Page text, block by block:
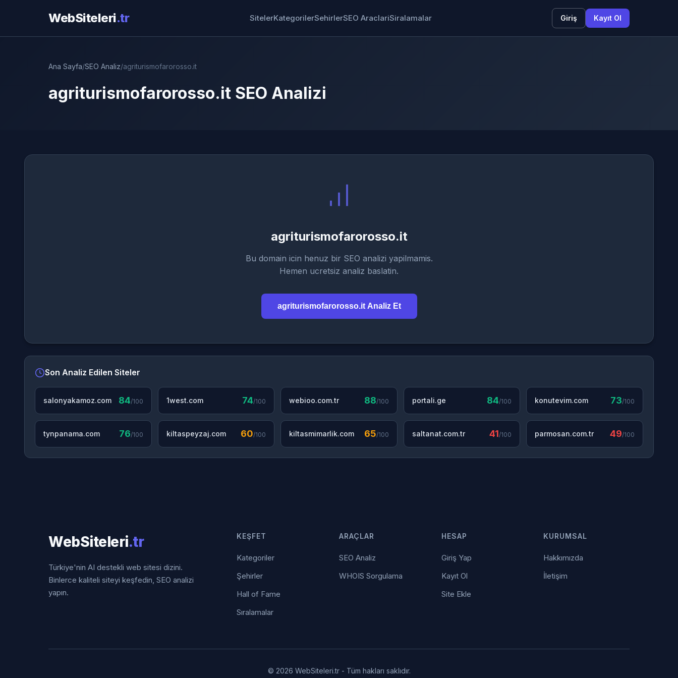
WebSiteleri.tr SitelerKategorilerSehirlerSEO AraclariSiralamalar Giriş Kayıt Ol
Ana Sayfa/SEO Analiz/agriturismofarorosso.it
agriturismofarorosso.it SEO Analizi
agriturismofarorosso.it
Bu domain icin henuz bir SEO analizi yapilmamis.
Hemen ucretsiz analiz baslatin.
agriturismofarorosso.it Analiz Et
Son Analiz Edilen Siteler
salonyakamoz.com 84/100 1west.com 74/100 webioo.com.tr 88/100 portali.ge 84/100 konutevim.com 73/100
tynpanama.com 76/100 kiltaspeyzaj.com 60/100 kiltasmimarlik.com 65/100 saltanat.com.tr 41/100 parmosan.com.tr 49/100
WebSiteleri.tr
Türkiye'nin AI destekli web sitesi dizini.
Binlerce kaliteli siteyi keşfedin, SEO analizi
yapın.
KEŞFET
Kategoriler
Şehirler
Hall of Fame
Sıralamalar
ARAÇLAR
SEO Analiz
WHOIS Sorgulama
HESAP
Giriş Yap
Kayıt Ol
Site Ekle
KURUMSAL
Hakkımızda
İletişim
© 2026 WebSiteleri.tr - Tüm hakları saklıdır.